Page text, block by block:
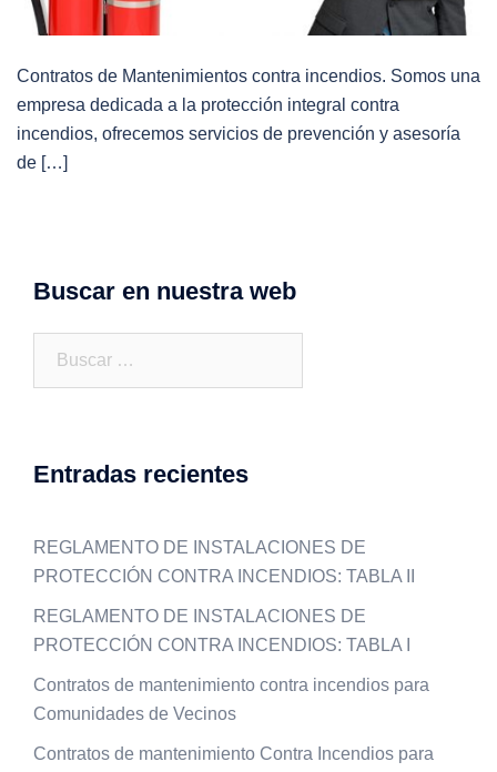
Contratos de Mantenimientos contra incendios. Somos una
empresa dedicada a la protección integral contra
incendios, ofrecemos servicios de prevención y asesoría
de […]
Buscar en nuestra web
Entradas recientes
REGLAMENTO DE INSTALACIONES DE
PROTECCIÓN CONTRA INCENDIOS: TABLA II
REGLAMENTO DE INSTALACIONES DE
PROTECCIÓN CONTRA INCENDIOS: TABLA I
Contratos de mantenimiento contra incendios para
Comunidades de Vecinos
Contratos de mantenimiento Contra Incendios para